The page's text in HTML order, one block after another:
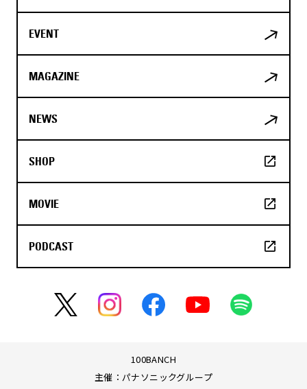
EVENT
MAGAZINE
NEWS
SHOP
MOVIE
PODCAST
100BANCH
主催：パナソニックグループ